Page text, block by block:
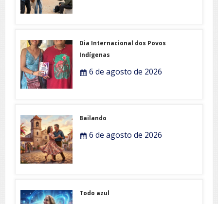
Dia Internacional dos Povos
Indígenas
6 de agosto de 2026
Bailando
6 de agosto de 2026
Todo azul